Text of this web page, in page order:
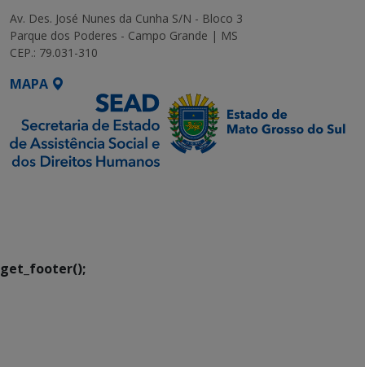
Av. Des. José Nunes da Cunha S/N - Bloco 3
Parque dos Poderes - Campo Grande | MS
CEP.: 79.031-310
MAPA
get_footer();